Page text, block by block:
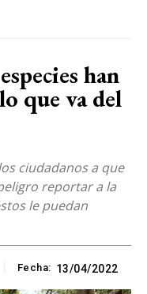
han
que va del
ciudadanos a que
reportar a la
le puedan
Fecha: 13/04/2022